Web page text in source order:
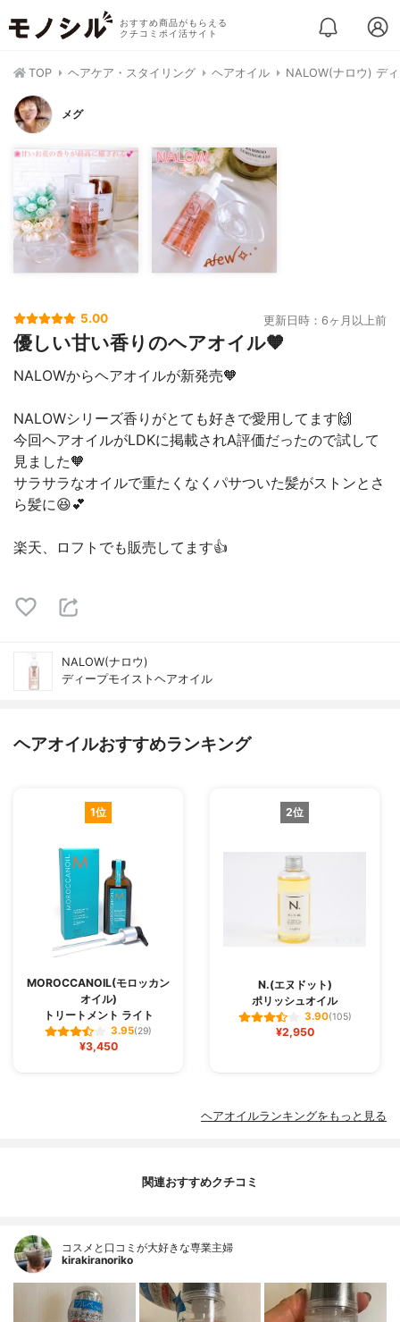
おすすめ商品がもらえる
クチコミポイ活サイト
TOP ヘアケア・スタイリング ヘアオイル NALOW(ナロウ) デ
メグ
5.00 更新日時：6ヶ月以上前
優しい甘い香りのヘアオイル🧡
NALOWからヘアオイルが新発売🧡
NALOWシリーズ香りがとても好きで愛用してます🙌
今回ヘアオイルがLDKに掲載されA評価だったので試して
見ました🧡
サラサラなオイルで重たくなくパサついた髪がストンとさ
ら髪に😆💕
楽天、ロフトでも販売してます👍
NALOW(ナロウ)
ディープモイストヘアオイル
ヘアオイルおすすめランキング
1位
MOROCCANOIL(モロッカン
オイル)
トリートメント ライト
3.95(29)
¥3,450
2位
N.(エヌドット)
ポリッシュオイル
3.90(105)
¥2,950
ヘアオイルランキングをもっと見る
関連おすすめクチコミ
コスメと口コミが大好きな専業主婦
kirakiranoriko